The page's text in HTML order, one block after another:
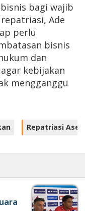
bagi wajib
Ade
perlu
bisnis
dan
kebijakan
mengganggu
Repatriasi Aset